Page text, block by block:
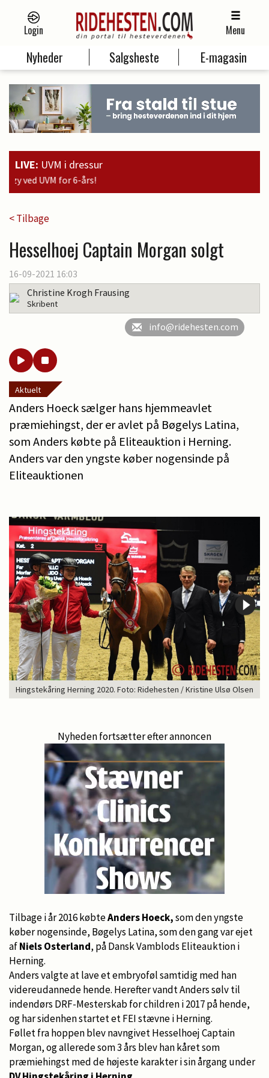
Login Menu
Nyheder Salgsheste E-magasin
LIVE: UVM i dressur
< Tilbage
Hesselhoej Captain Morgan solgt
16-09-2021 16:03
Christine Krogh Frausing
Skribent
info@ridehesten.com
Aktuelt
Anders Hoeck sælger hans hjemmeavlet
præmiehingst, der er avlet på Bøgelys Latina,
som Anders købte på Eliteauktion i Herning.
Anders var den yngste køber nogensinde på
Eliteauktionen
Hingstekåring Herning 2020. Foto: Ridehesten / Kristine Ulsø Olsen
Nyheden fortsætter efter annoncen
Tilbage i år 2016 købteAnders Hoeck,som den yngste
køber nogensinde, Bøgelys Latina, som den gang var ejet
afNiels Osterland, på Dansk Vamblods Eliteauktion i
Herning.
Anders valgte at lave et embryoføl samtidig med han
videreudannede hende. Herefter vandt Anders sølv til
indendørs DRF-Mesterskab for children i 2017 på hende,
og har sidenhen startet et FEI stævne i Herning.
Føllet fra hoppen blev navngivet Hesselhoej Captain
Morgan, og allerede som 3 års blev han kåret som
præmiehingst med de højeste karakter i sin årgang under